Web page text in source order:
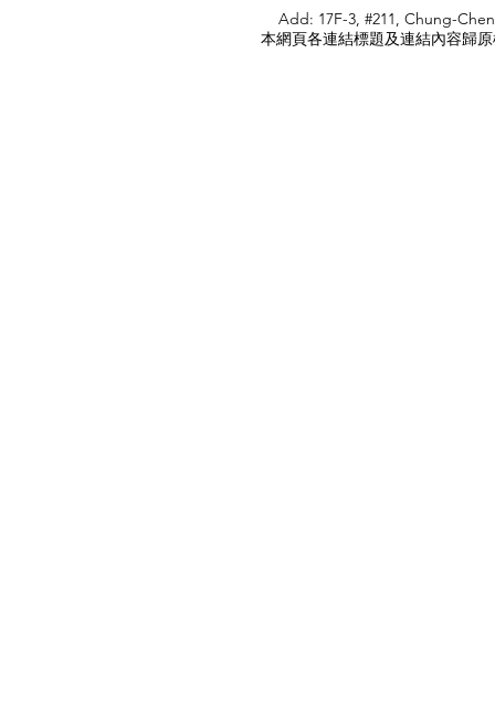
Add: 17F-3, #211, Chung-
本網頁各連結標題及連結內容歸